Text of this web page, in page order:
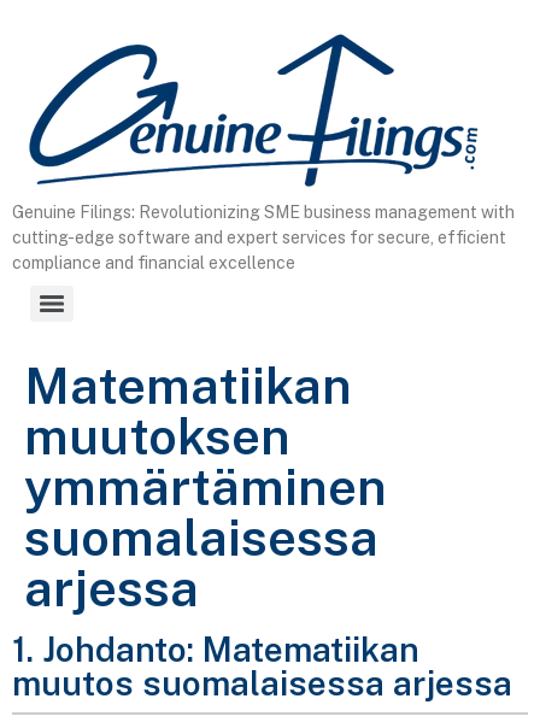
Genuine Filings: Revolutionizing SME business management with
cutting-edge software and expert services for secure, efficient
compliance and financial excellence
Matematiikan
muutoksen
ymmärtäminen
suomalaisessa
arjessa
1. Johdanto: Matematiikan
muutos suomalaisessa arjessa